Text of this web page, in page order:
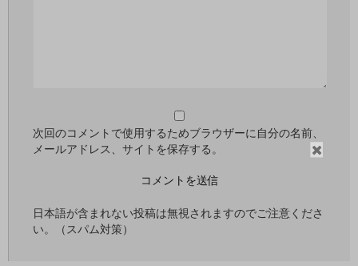
閉
次回のコメントで使用するためブラウザーに自分の名前、
メールアドレス、サイトを保存する。
日本語が含まれない投稿は無視されますのでご注意くださ
い。（スパム対策）